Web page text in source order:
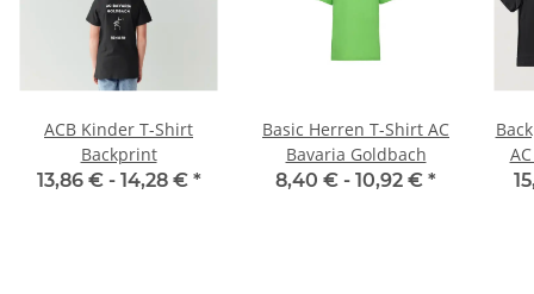
ACB Kinder T-Shirt
Backprint
13,86 € - 14,28 € *
Basic Herren T-Shirt AC
Bavaria Goldbach
8,40 € - 10,92 € *